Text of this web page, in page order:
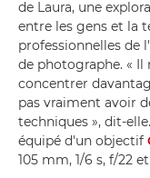
de Laura, une
entre les gens et la
professionnelles de
de photographe. «
concentrer
pas vraiment avoir
techniques », dit-
équipé d'un objectif
105 mm, 1/6 s, f/22